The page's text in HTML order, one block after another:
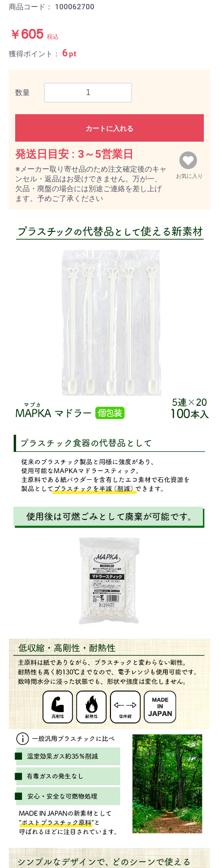
商品コード： 100062700
￥605 税込
獲得ポイント： 6 pt
数量
カートに入れる
お気に入り
発送日目安 : 3～5営業日
※メーカー取り寄せ品のため注文確定後のキャ
ンセル・返品はお受けできません。万が一、
欠品・廃盤の場合には別途ご連絡を差し上げ
ます。予めご了承ください